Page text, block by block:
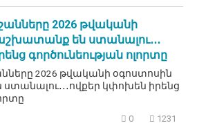
2026 թվականի
են ստանալու․․․
գործունեության ոլորտը
2026 թվականի օգոստոսին
կփոխեն իրենց
0 1231